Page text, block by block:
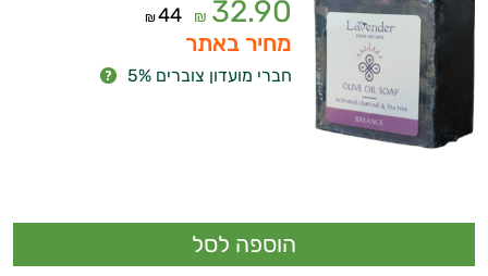
32.90
₪
44
₪
מחיר באתר
חברי מועדון צוברים 5%